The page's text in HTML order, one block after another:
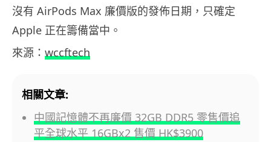
沒有 AirPods Max 廉價版的發佈日期，只確定
Apple 正在籌備當中。
來源： wccftech
相關文章:
中國記憶體不再廉價 32GB DDR5 零售價追
平全球水平 16GBx2 售價 HK$3900